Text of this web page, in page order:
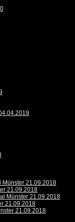
Münster 21.09.2018
21.09.2018
Münster 21.09.2018
21.09.2018
21.09.2018